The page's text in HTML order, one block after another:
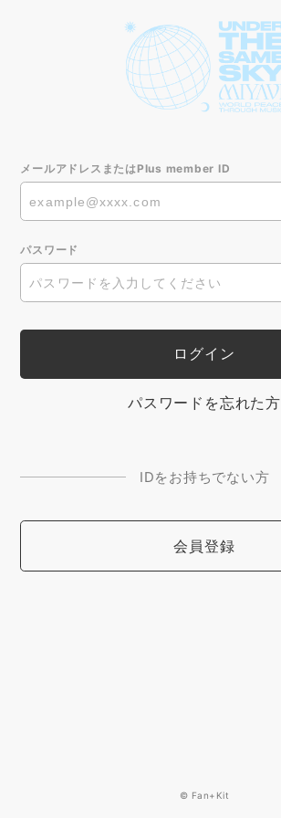
メールアドレスまたはPlus member ID
パスワード
パスワードを忘れた方
IDをお持ちでない方
会員登録
© Fan+Kit